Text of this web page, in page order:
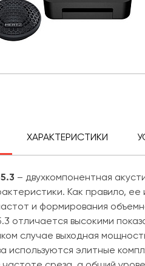
ХАРАКТЕРИСТИКИ
– двухкомпонентная
Как правило, ее
и формирования
отличается высокими
случае выходная
используются элитные